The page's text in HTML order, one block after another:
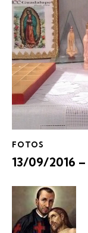
FOTOS
13/09/2016